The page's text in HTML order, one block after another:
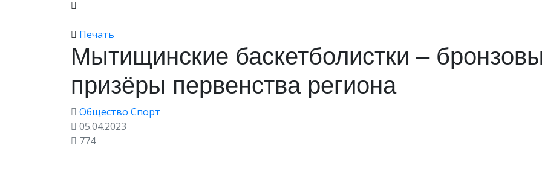
Печать
Мытищинские баскетболистки –
призёры первенства региона
Общество Спорт
05.04.2023
774